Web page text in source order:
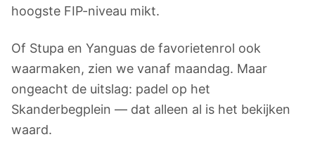
hoogste FIP-niveau mikt.
Of Stupa en Yanguas de favorietenrol ook
waarmaken, zien we vanaf maandag. Maar
ongeacht de uitslag: padel op het
Skanderbegplein — dat alleen al is het bekijken
waard.